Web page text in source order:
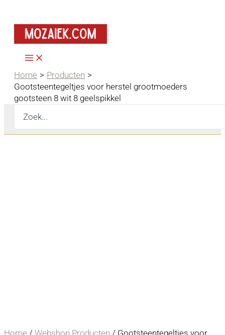
naar
inhoud
Home
Producten
Gootsteentegeltjes voor herstel grootmoeders
gootsteen 8 wit 8 geelspikkel
naar:
Home / Webshop Producten / Gootsteentegeltjes voor